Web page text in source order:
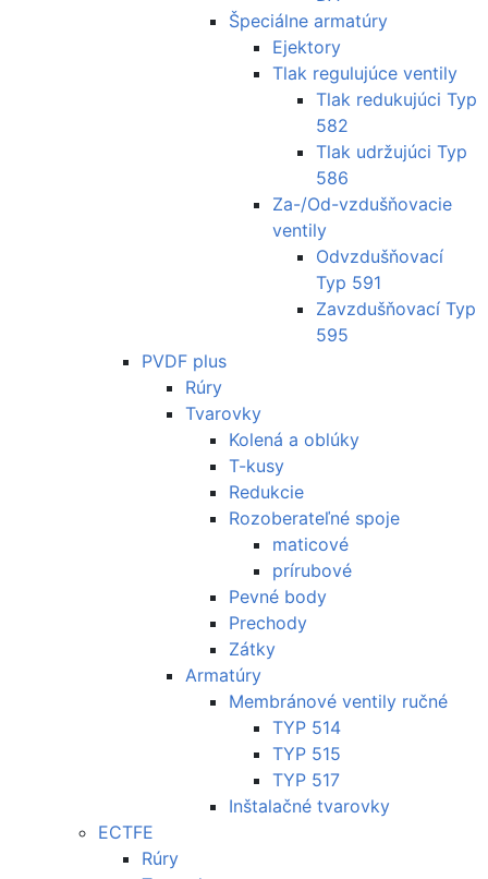
Špeciálne armatúry
Ejektory
Tlak regulujúce ventily
Tlak redukujúci Typ
582
Tlak udržujúci Typ
586
Za-/Od-vzdušňovacie
ventily
Odvzdušňovací
Typ 591
Zavzdušňovací Typ
595
PVDF plus
Rúry
Tvarovky
Kolená a oblúky
T-kusy
Redukcie
Rozoberateľné spoje
maticové
prírubové
Pevné body
Prechody
Zátky
Armatúry
Membránové ventily ručné
TYP 514
TYP 515
TYP 517
Inštalačné tvarovky
ECTFE
Rúry